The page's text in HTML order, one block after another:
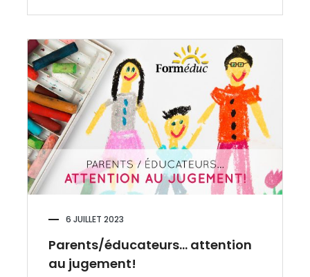
6 JUILLET 2023
Parents/éducateurs… attention
au jugement!